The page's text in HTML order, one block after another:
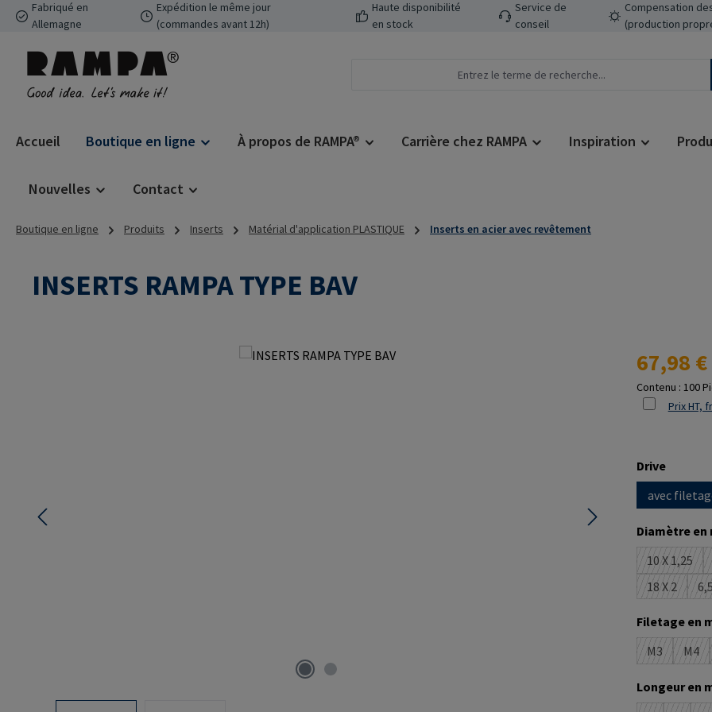
au contenu principal
Passer à la recherche
Passer à la navigation principale
Fabriqué en
Allemagne
Expédition le même jour
(commandes avant 12h)
Haute disponibilité
en stock
Service de
conseil
Compensation
(production
Accueil Boutique en ligne À propos de RAMPA® Carrière chez RAMPA Inspiration
Nouvelles Contact
Boutique en ligne Produits Inserts Matérial d'application PLASTIQUE Inserts en acier avec revêtement
INSERTS RAMPA TYPE BAV
Prix régulier :
67,98 €
Contenu : 100
Prix HT,
Sélectionnez
Drive
avec
Diamètre en
10 X 1,25
(Cette
18 X 2
(Cette
Filetage en
M3
(Cette
M4
Longeur en